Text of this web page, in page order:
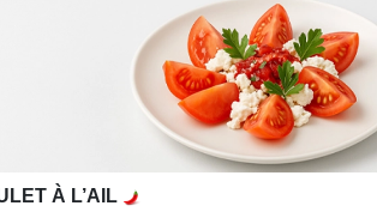
À L’AIL